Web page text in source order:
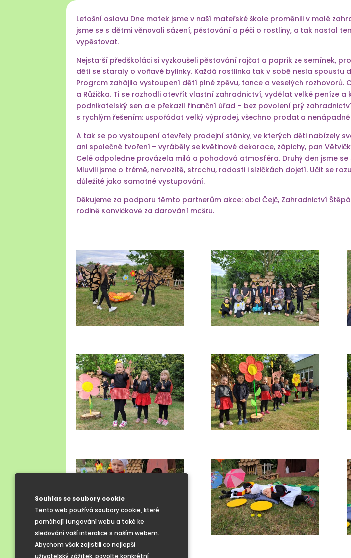
Souhlas se soubory cookie
Tento web používá soubory cookie, které
pomáhají fungování webu a také ke
sledování vaší interakce s naším webem.
Abychom však zajistili co nejlepší
uživatelský zážitek, povolte konkrétní
Letošní oslavu Dne matek jsme v naší mateřské škole proměnili v malé
jsme se s dětmi věnovali sázení, pěstování a péči o rostliny, a tak nastal
vypěstovat.
Nejstarší předškoláci si vyzkoušeli pěstování rajčat a paprik ze semínek,
děti se staraly o voňavé bylinky. Každá rostlinka tak v sobě nesla spoustu
Program zahájilo vystoupení dětí plné zpěvu, tance a veselých
a Růžička. Ti se rozhodli otevřít vlastní zahradnictví, vydělat velké peníze a
podnikatelský sen ale překazil finanční úřad – bez povolení prý
s rychlým řešením: uspořádat velký výprodej, všechno prodat a nenápadně
A tak se po vystoupení otevřely prodejní stánky, ve kterých děti nabízely
ani společné tvoření – vyráběly se květinové dekorace, zápichy, pan
Celé odpoledne provázela milá a pohodová atmosféra. Druhý den jsme
Mluvili jsme o trémě, nervozitě, strachu, radosti i slzičkách dojetí. Učit se
důležité jako samotné vystupování.
Děkujeme za podporu těmto partnerům akce: obci Čejč, Zahradnictví
rodině Konvičkově za darování moštu.